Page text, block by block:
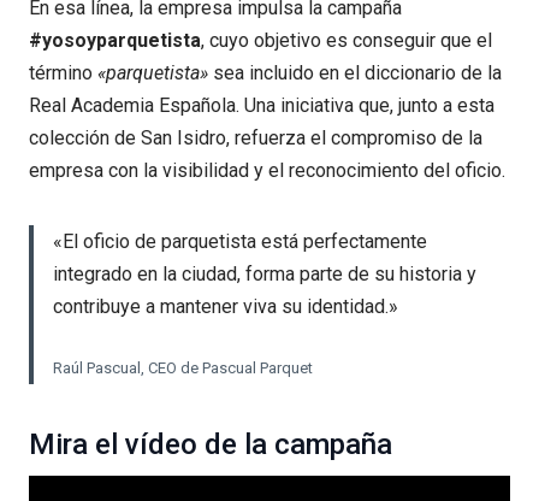
En esa línea, la empresa impulsa la campaña
#yosoyparquetista, cuyo objetivo es conseguir que el
término «parquetista» sea incluido en el diccionario de la
Real Academia Española. Una iniciativa que, junto a esta
colección de San Isidro, refuerza el compromiso de la
empresa con la visibilidad y el reconocimiento del oficio.
«El oficio de parquetista está perfectamente
integrado en la ciudad, forma parte de su historia y
contribuye a mantener viva su identidad.»
Raúl Pascual, CEO de Pascual Parquet
Mira el vídeo de la campaña